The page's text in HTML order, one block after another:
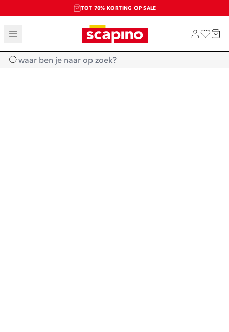
TOT 70% KORTING OP SALE
SALE: LAATSTE KANS!
SHOP NIEUW
Home